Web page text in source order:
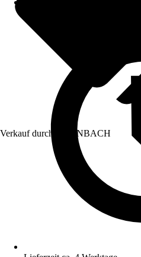
Verkauf durch: HORNBACH